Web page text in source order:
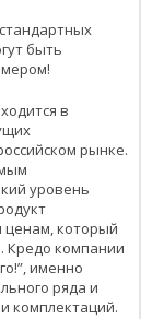
быть
в
рынке.
уровень
ценам, который
Кредо компании
именно
ряда и
комплектаций.